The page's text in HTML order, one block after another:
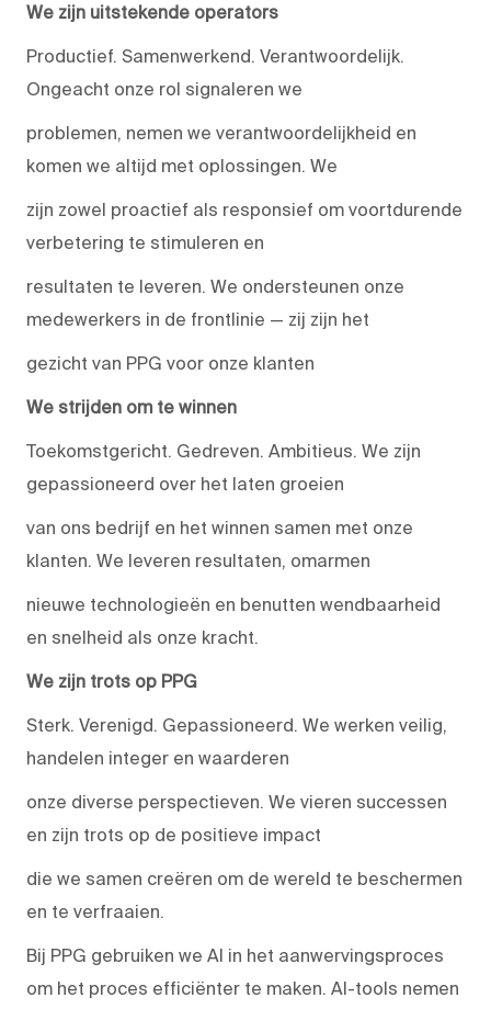
We zijn uitstekende operators
Productief. Samenwerkend. Verantwoordelijk.
Ongeacht onze rol signaleren we
problemen, nemen we verantwoordelijkheid en
komen we altijd met oplossingen. We
zijn zowel proactief als responsief om voortdurende
verbetering te stimuleren en
resultaten te leveren. We ondersteunen onze
medewerkers in de frontlinie — zij zijn het
gezicht van PPG voor onze klanten
We strijden om te winnen
Toekomstgericht. Gedreven. Ambitieus. We zijn
gepassioneerd over het laten groeien
van ons bedrijf en het winnen samen met onze
klanten. We leveren resultaten, omarmen
nieuwe technologieën en benutten wendbaarheid
en snelheid als onze kracht.
We zijn trots op PPG
Sterk. Verenigd. Gepassioneerd. We werken veilig,
handelen integer en waarderen
onze diverse perspectieven. We vieren successen
en zijn trots op de positieve impact
die we samen creëren om de wereld te beschermen
en te verfraaien.
Bij PPG gebruiken we AI in het aanwervingsproces
om het proces efficiënter te maken. AI-tools nemen